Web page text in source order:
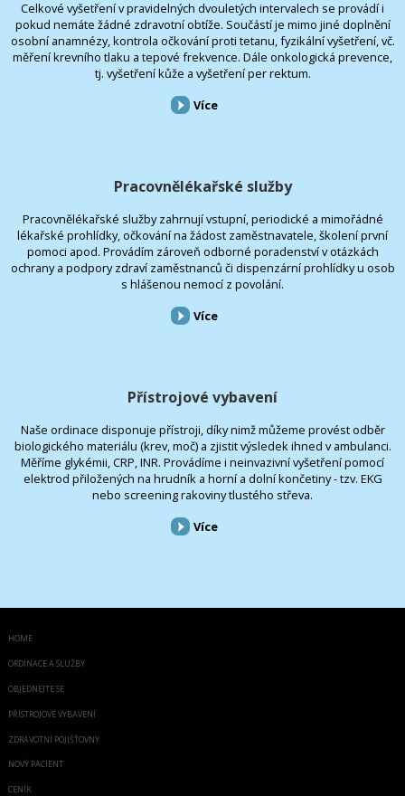
Celkové vyšetření v pravidelných dvouletých intervalech se provádí i
pokud nemáte žádné zdravotní obtíže. Součástí je mimo jiné doplnění
osobní anamnézy, kontrola očkování proti tetanu, fyzikální vyšetření, vč.
měření krevního tlaku a tepové frekvence. Dále onkologická prevence,
tj. vyšetření kůže a vyšetření per rektum.
Více
Pracovnělékařské služby
Pracovnělékařské služby zahrnují vstupní, periodické a mimořádné
lékařské prohlídky, očkování na žádost zaměstnavatele, školení první
pomoci apod. Provádím zároveň odborné poradenství v otázkách
ochrany a podpory zdraví zaměstnanců či dispenzární prohlídky u osob
s hlášenou nemocí z povolání.
Více
Přístrojové vybavení
Naše ordinace disponuje přístroji, díky nimž můžeme provést odběr
biologického materiálu (krev, moč) a zjistit výsledek ihned v ambulanci.
Měříme glykémii, CRP, INR. Provádíme i neinvazivní vyšetření pomocí
elektrod přiložených na hrudník a horní a dolní končetiny - tzv. EKG
nebo screening rakoviny tlustého střeva.
Více
HOME
ORDINACE A SLUŽBY
OBJEDNEJTE SE
PŘÍSTROJOVÉ VYBAVENÍ
ZDRAVOTNÍ POJIŠŤOVNY
NOVÝ PACIENT
CENÍK